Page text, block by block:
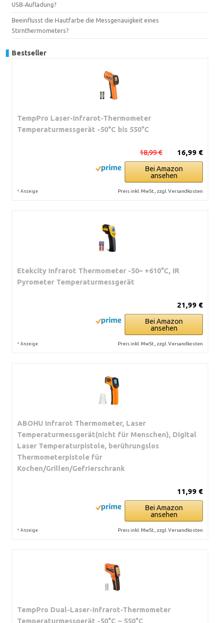
USB‑Aufladung?
Beeinflusst die Hautfarbe die Messgenauigkeit eines
Stirnthermometers?
Bestseller
TempPro Laser-Infrarot-Thermometer
Temperaturmessgerät -50°C bis 550°C
16,99 €
18,99 €
Bei Amazon
ansehen
* Anzeige Preis inkl. MwSt., zzgl. Versandkosten
Etekcity Infrarot Thermometer -50~ +610°C, IR
Pyrometer Temperaturmessgerät
21,99 €
Bei Amazon
ansehen
* Anzeige Preis inkl. MwSt., zzgl. Versandkosten
ABOHU Infrarot Thermometer, Laser
Temperaturmessgerät(nicht für Menschen), Digital
Laser Temperaturpistole, berührungslos
Thermometerpistole für
Kochen/Grillen/Gefrierschrank
11,99 €
Bei Amazon
ansehen
* Anzeige Preis inkl. MwSt., zzgl. Versandkosten
TempPro Dual-Laser-Infrarot-Thermometer
Temperaturmessgerät -50°C ~ 550°C